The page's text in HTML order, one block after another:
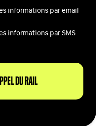
informations par email
informations par SMS